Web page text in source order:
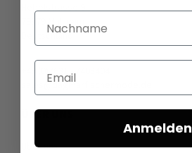
Deutschland
sales@dagmarfischermode.de
ÜBER UNS
Über uns
Nachname
Email
Anmelden